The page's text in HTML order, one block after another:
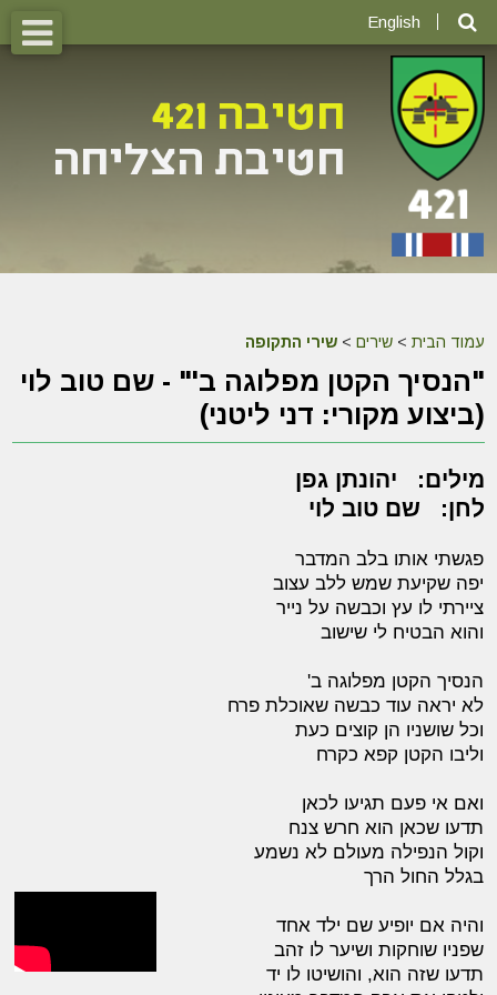
English
עמוד הבית >שירים >שירי התקופה
"הנסיך הקטן מפלוגה ב'" - שם טוב לוי
(ביצוע מקורי: דני ליטני)
מילים:
יהונתן גפן
לחן:
שם טוב לוי
פגשתי אותו בלב המדבר
יפה שקיעת שמש ללב עצוב
ציירתי לו עץ וכבשה על נייר
והוא הבטיח לי שישוב
הנסיך הקטן מפלוגה ב'
לא יראה עוד כבשה שאוכלת פרח
וכל שושניו הן קוצים כעת
וליבו הקטן קפא כקרח
ואם אי פעם תגיעו לכאן
תדעו שכאן הוא חרש צנח
וקול הנפילה מעולם לא נשמע
בגלל החול הרך
והיה אם יופיע שם ילד אחד
שפניו שוחקות ושיער לו זהב
תדעו שזה הוא, והושיטו לו יד